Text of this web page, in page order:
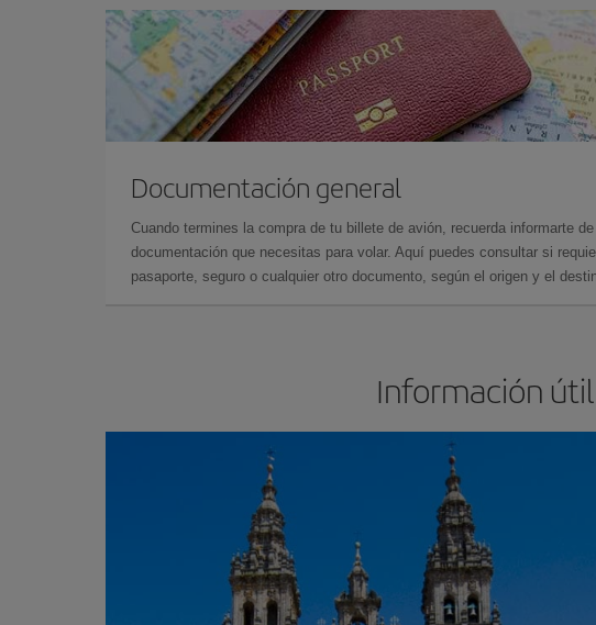
Documentación general
Cuando termines la compra de tu billete de avión, recuerda informarte
documentación que necesitas para volar. Aquí puedes consultar si
pasaporte, seguro o cualquier otro documento, según el origen y el
Información